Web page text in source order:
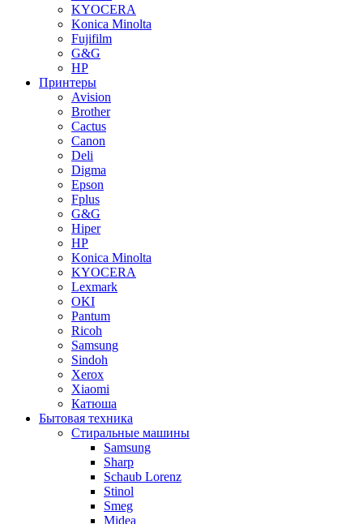
KYOCERA
Konica Minolta
Fujifilm
G&G
HP
Принтеры
Avision
Brother
Cactus
Canon
Deli
Digma
Epson
Fplus
G&G
Hiper
HP
Konica Minolta
KYOCERA
Lexmark
OKI
Pantum
Ricoh
Samsung
Sindoh
Xerox
Xiaomi
Катюша
Бытовая техника
Стиральные машины
Samsung
Sharp
Schaub Lorenz
Stinol
Smeg
Midea